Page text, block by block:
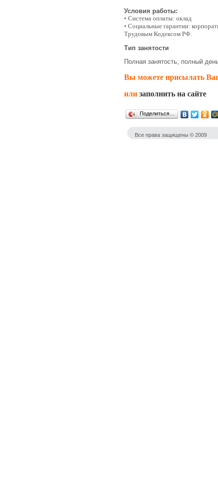
Условия работы:
• Система оплаты: оклад
• Социальные гарантии:
Трудовым Кодексом РФ.
Тип занятости
Полная занятость, полный
Вы можете присылать
или заполнить на сайте
Поделиться…
Все права защищены © 2009